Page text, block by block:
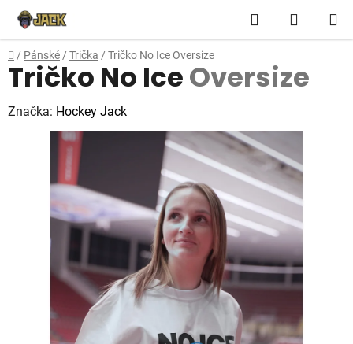
Přejít
obsah
Hledat
KOŠÍK
Domů
/ Pánské / Trička / Tričko No Ice Oversize
Tričko No IceOversize
Značka: Hockey Jack